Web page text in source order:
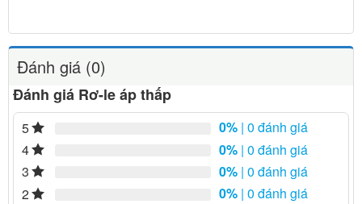
Đánh giá (0)
Đánh giá Rơ-le áp thấp
5 0% | 0 đánh giá
4
0% | 0 đánh giá
3
0% | 0 đánh giá
2
0% | 0 đánh giá